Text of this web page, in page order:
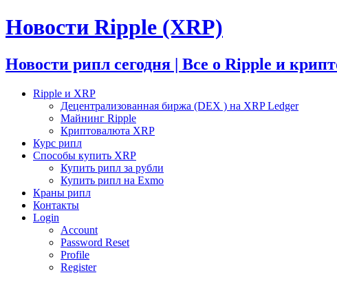
Новости Ripple (XRP)
Новости рипл сегодня | Все о Ripple и
Ripple и XRP
Децентрализованная биржа (DEX ) на XRP Ledger
Майнинг Ripple
Криптовалюта XRP
Курс рипл
Способы купить XRP
Купить рипл за рубли
Купить рипл на Exmo
Краны рипл
Контакты
Login
Account
Password Reset
Profile
Register